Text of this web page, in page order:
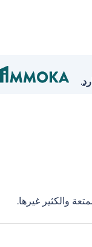
.
والكثير غيرها.